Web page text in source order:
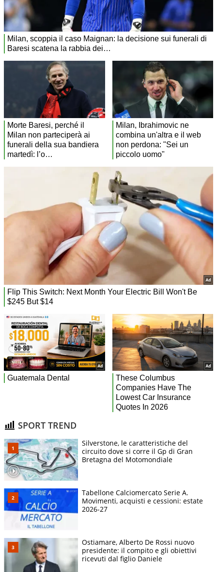
SPORT TREND
Silverstone, le caratteristiche del
circuito dove si corre il Gp di Gran
Bretagna del Motomondiale
Tabellone Calciomercato Serie A.
Movimenti, acquisti e cessioni: estate
2026-27
Ostiamare, Alberto De Rossi nuovo
presidente: il compito e gli obiettivi
ricevuti dal figlio Daniele